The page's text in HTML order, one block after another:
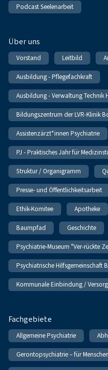
Podcast Seelenarbeit
Über uns
Vorstand Leitbild
Ausbildung - Pflegefachkraft
Ausbildung - Verwaltung Technik
Bildungszentrum der LVR-Klinik
Assistenzärzt*innen Psychiatrie
PJ - Praktisches Jahr für
Struktur / Organigramm
Presse- und Öffentlichkeitsarbeit
Ethik-Komitee Apotheke
Baumpfad Geschichte
Psychiatrie-Museum "Ver-rückte
Psychiatrische Hilfsgemeinschaft
Kommunale Einbindung /
Fachgebiete
Allgemeine Psychiatrie
Gerontopsychiatrie – für